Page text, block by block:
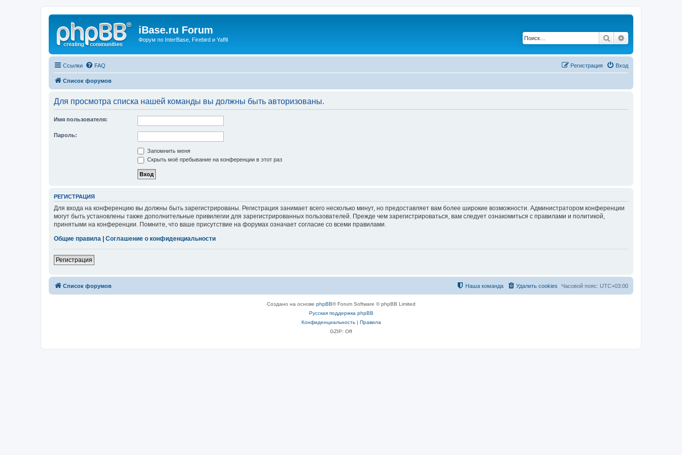
iBase.ru Forum
Форум по InterBase, Firebird и Yaffil Поиск
Ссылки FAQ Вход
Регистрация
Список форумов
Для просмотра списка нашей команды вы должны быть авторизованы.
Имя пользователя:
Пароль:
Запомнить меня
Скрыть моё пребывание на конференции в этот раз
РЕГИСТРАЦИЯ
Для входа на конференцию вы должны быть зарегистрированы. Регистрация занимает всего несколько минут, но предоставляет вам более широкие возможности. Администратором конференции
могут быть установлены также дополнительные привилегии для зарегистрированных пользователей. Прежде чем зарегистрироваться, вам следует ознакомиться с правилами и политикой,
принятыми на конференции. Помните, что ваше присутствие на форумах означает согласие со всеми правилами.
Общие правила
Соглашение о конфиденциальности
Регистрация
Список форумов Часовой пояс: UTC+03:00
Удалить cookies
Наша команда
Создано на основе phpBB® Forum Software © phpBB Limited
Русская поддержка phpBB
Конфиденциальность| Правила
GZIP: Off